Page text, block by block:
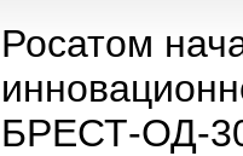
Росатом
БРЕСТ-ОД-